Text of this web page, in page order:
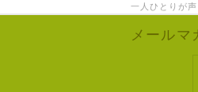
一人ひとり
メールマ